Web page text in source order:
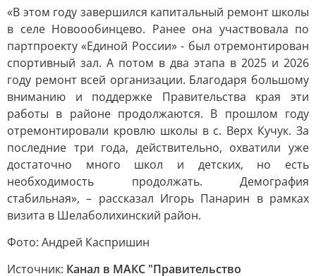
«В этом году завершился капитальный ремонт школы
в селе Новоообинцево. Ранее она участвовала по
партпроекту «Единой России» - был отремонтирован
спортивный зал. А потом в два этапа в 2025 и 2026
году ремонт всей организации. Благодаря большому
вниманию и поддержке Правительства края эти
работы в районе продолжаются. В прошлом году
отремонтировали кровлю школы в с. Верх Кучук. За
последние три года, действительно, охватили уже
достаточно много школ и детских, но есть
необходимость продолжать. Демография
стабильная», – рассказал Игорь Панарин в рамках
визита в Шелаболихинский район.
Фото: Андрей Каспришин
Источник: Канал в МАКС "Правительство